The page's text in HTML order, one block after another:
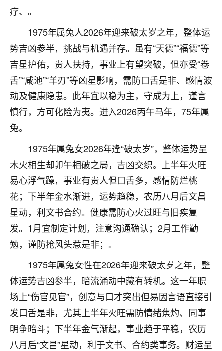
疗、。
1975年属兔人2026年迎来破太岁之年，整体运
势吉凶参半，挑战与机遇并存。虽有“天德”“福德”等
吉星护佑，贵人扶持，事业上有望突破，但亦受“卷
舌”“咸池”“羊刃”等凶星影响，需防口舌是非、感情波
动及健康隐患。此年宜以稳为主，守成为上，谨言
慎行，方可化险为夷。进入2026丙午马年，75年属
兔。
1975年属兔女2026年逢“破太岁”，整体运势呈
木火相生却卯午相破之局，吉凶交织。上半年火旺
易心浮气躁，事业有贵人但口舌多，感情防烂桃
花；下半年金水渐进，运势趋稳，农历八月后文昌
星动，利文书合约。健康需防心火过旺与旧疾复
发。1月宜制定计划，注意沟通确认；2月工作勤
勉，谨防抢风头惹是非；。
1975年属兔女性在2026年迎来破太岁之年，整
体运势吉凶参半，暗流涌动中藏有转机。这一年职
场上“伤官见官”，创意与口才突出但易因言语直接引
发口舌是非，尤其上半年火旺需防情绪焦灼、同事
明争暗斗；下半年金气渐起，事业趋于平稳，农历
八月后“文昌”星动，利于文书、合约类事务。财运呈
触，首先就是心态会变好，万般皆是命，半点
不由人！
1天前 来自四川 9
金白水清
我也想找老师看看，有没有人给个联系方式的啊？
1天前 来自江西 12
青春168
我也想要，我也想要！
2天前 来自山西 15
Jessica李
老师做不做超度法事？我想给我奶奶做超度，她今年
刚去世了。
七零老顽童：我母亲前年离世，刚开始我经常
做梦梦见她，后来也是朋友介绍，找到慧来老
师，安排了超度法事，做梦再也没有梦到过
了，一开始是半信半疑的，图个心安，给亡母
超度，现在看来，人不信也不行。
2天前 来自云南 11